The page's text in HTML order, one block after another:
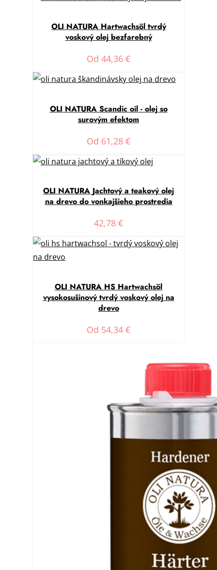
OLI NATURA Hartwachsöl tvrdý
voskový olej bezfarebný
Od 44,36 €
OLI NATURA Scandic oil - olej so
surovým efektom
Od 61,28 €
OLI NATURA Jachtový a teakový olej
na drevo do vonkajšieho prostredia
42,78 €
OLI NATURA HS Hartwachsöl
vysokosušinový tvrdý voskový olej na
drevo
Od 54,34 €